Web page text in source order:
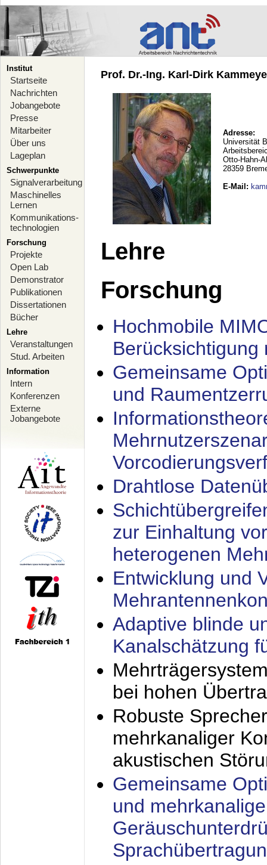
Institut
Startseite
Nachrichten
Jobangebote
Presse
Mitarbeiter
Über uns
Lageplan
Schwerpunkte
Signalverarbeitung
Maschinelles
Lernen
Kommunikations-
technologien
Forschung
Projekte
Open Lab
Demonstrator
Publikationen
Dissertationen
Bücher
Lehre
Veranstaltungen
Stud. Arbeiten
Information
Intern
Konferenzen
Externe
Jobangebote
Prof. Dr.-Ing. Karl-Dirk
Adresse:
Universität
Otto-Hahn-
28359
E-Mail :
Lehre
Forschung
Hochmobile
Berücksichtigung
Gemeinsame
und
Drahtlose
zur Einhaltung
heterogenen
Entwicklung und
Adaptive blinde
Kanalschätzung
bei hohen
Robuste
mehrkanaliger
akustischen
Gemeinsame
und